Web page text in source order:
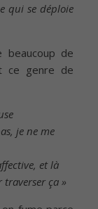
qui se déploie
beaucoup de
ce genre de
je ne me
et là
traverser ça »